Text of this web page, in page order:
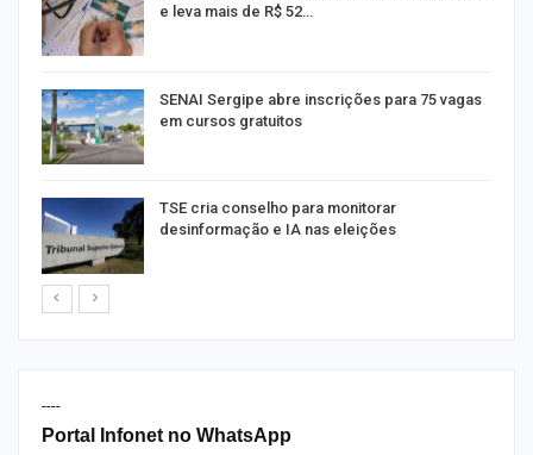
e leva mais de R$ 52…
SENAI Sergipe abre inscrições para 75 vagas
em cursos gratuitos
TSE cria conselho para monitorar
desinformação e IA nas eleições
----
Portal Infonet no WhatsApp